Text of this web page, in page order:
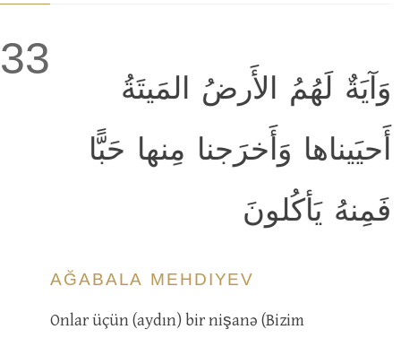
33
وَآيَةٌ لَهُمُ الأَرضُ المَيتَةُ
أَحيَيناها وَأَخرَجنا مِنها حَبًّا
فَمِنهُ يَأكُلونَ
AĞABALA MEHDIYEV
Onlar üçün (aydın) bir nişanə (Bizim